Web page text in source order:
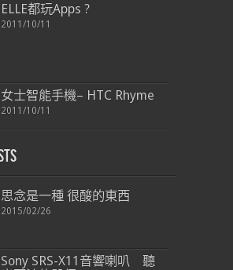
ELLE都玩Apps ?
2011/10/11
女士智能手機– HTC Rhyme
2011/10/11
思念是一種 很酸的東西
2015/02/26
Sony SRS-X11音響喇叭 聽